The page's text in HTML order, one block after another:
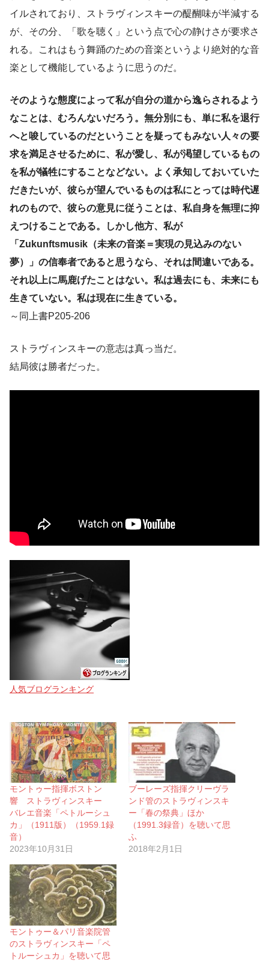
イルされており、ストラヴィンスキーの醍醐味が半減する
が、その分、「歌を聴く」という点で心の静けさが要求さ
れる。これはもう舞踊のための音楽というより絶対的な音
楽として機能しているように思うのだ。
そのような態度によって私が自分の道から逸らされるよう
なことは、むろんないだろう。無分別にも、単に私を退行
へと唆しているのだということを疑ってもみない人々の要
求を満足させるために、私が愛し、私が渇望しているもの
を私が犠牲にすることなどない。よく承知しておいていた
だきたいが、彼らが望んでいるものは私にとっては時代遅
れのもので、彼らの意見に従うことは、私自身を無理に抑
えつけることである。しかし他方、私が
「Zukunftsmusik（未来の音楽＝実現の見込みのない
夢）」の信奉者であると思うなら、それは間違いである。
それ以上に馬鹿げたことはない。私は過去にも、未来にも
生きていない。私は現在に生きている。
～同上書P205-206
ストラヴィンスキーの意志は真っ当だ。
結局彼は勝者だった。
人気ブログランキング
モントゥー指揮ボストン
響 ストラヴィンスキー
バレエ音楽「ペトルーシュ
カ」（1911版）（1959.1録
音）
2023年10月31日
ブーレーズ指揮クリーヴラ
ンド管のストラヴィンスキ
ー「春の祭典」ほか
（1991.3録音）を聴いて思
ふ
2018年2月1日
モントゥー＆パリ音楽院管
のストラヴィンスキー「ペ
トルーシュカ」を聴いて思